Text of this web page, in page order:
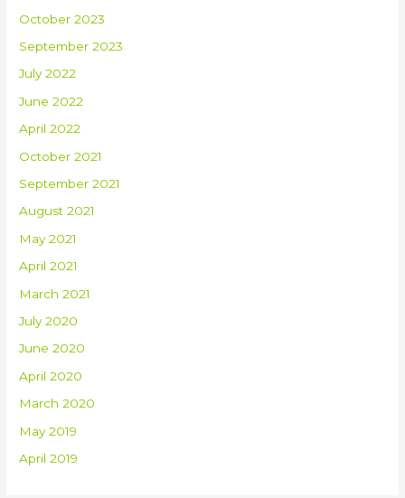
October 2023
September 2023
July 2022
June 2022
April 2022
October 2021
September 2021
August 2021
May 2021
April 2021
March 2021
July 2020
June 2020
April 2020
March 2020
May 2019
April 2019